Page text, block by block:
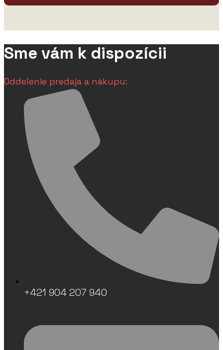
Sme vám k dispozícii
Oddelenie predaja a nákupu:
+421 904 207 940